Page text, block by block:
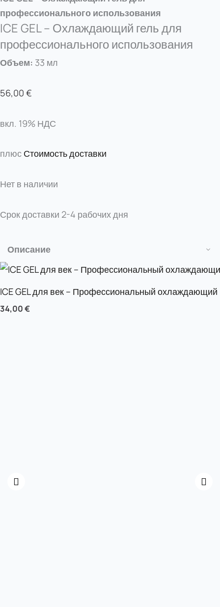
профессионального использования
ICE GEL – Охлаждающий гель для
профессионального использования
Объем: 33 мл
56,00 €
вкл. 19% НДС
плюс Стоимость доставки
Нет в наличии
Срок доставки 2-4 рабочих дня
Описание
ICE GEL для век – Профессиональный охлаждающий
34,00€